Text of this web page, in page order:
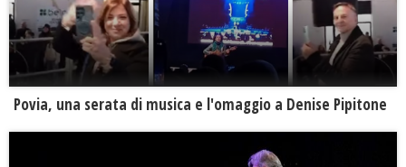
Povia, una serata di musica e l'omaggio a Denise Pipitone